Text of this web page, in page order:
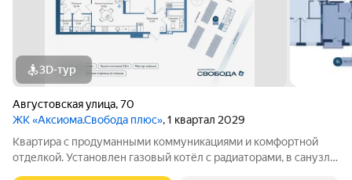
3D-тур
Августовская улица,70
ЖК «Аксиома.Свобода плюс», 1 квартал 2029
Квартира с продуманными коммуникациями и комфортной
отделкой. Установлен газовый котёл с радиаторами, в санузле